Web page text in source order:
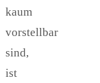
kaum
vorstellbar
sind,
ist